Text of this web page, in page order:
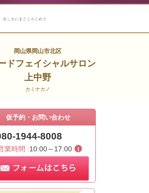
岡山県岡山市北区
ドフェイシャルサロン
上中野
カミナカノ
仮予約・お問い合わせ
1944-8008
業時間 :10:00～17:00